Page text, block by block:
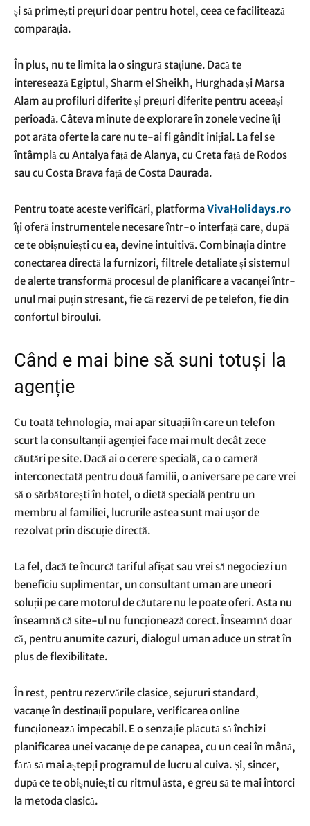
și să primești prețuri doar pentru hotel, ceea ce facilitează
comparația.
În plus, nu te limita la o singură stațiune. Dacă te
interesează Egiptul, Sharm el Sheikh, Hurghada și Marsa
Alam au profiluri diferite și prețuri diferite pentru aceeași
perioadă. Câteva minute de explorare în zonele vecine îți
pot arăta oferte la care nu te-ai fi gândit inițial. La fel se
întâmplă cu Antalya față de Alanya, cu Creta față de Rodos
sau cu Costa Brava față de Costa Daurada.
Pentru toate aceste verificări, platformaVivaHolidays.ro
îți oferă instrumentele necesare într-o interfață care, după
ce te obișnuiești cu ea, devine intuitivă. Combinația dintre
conectarea directă la furnizori, filtrele detaliate și sistemul
de alerte transformă procesul de planificare a vacanței într-
unul mai puțin stresant, fie că rezervi de pe telefon, fie din
confortul biroului.
Când e mai bine să suni totuși la
agenție
Cu toată tehnologia, mai apar situații în care un telefon
scurt la consultanții agenției face mai mult decât zece
căutări pe site. Dacă ai o cerere specială, ca o cameră
interconectată pentru două familii, o aniversare pe care vrei
să o sărbătorești în hotel, o dietă specială pentru un
membru al familiei, lucrurile astea sunt mai ușor de
rezolvat prin discuție directă.
La fel, dacă te încurcă tariful afișat sau vrei să negociezi un
beneficiu suplimentar, un consultant uman are uneori
soluții pe care motorul de căutare nu le poate oferi. Asta nu
înseamnă că site-ul nu funcționează corect. Înseamnă doar
că, pentru anumite cazuri, dialogul uman aduce un strat în
plus de flexibilitate.
În rest, pentru rezervările clasice, sejururi standard,
vacanțe în destinații populare, verificarea online
funcționează impecabil. E o senzație plăcută să închizi
planificarea unei vacanțe de pe canapea, cu un ceai în mână,
fără să mai aștepți programul de lucru al cuiva. Și, sincer,
după ce te obișnuiești cu ritmul ăsta, e greu să te mai întorci
la metoda clasică.